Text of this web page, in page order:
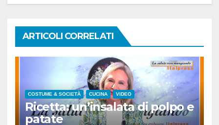
ARTICOLI CORRELATI
COSTUME & SOCIETÀ CUCINA VIDEO
Ricetta: un’insalata di polpo e
patate